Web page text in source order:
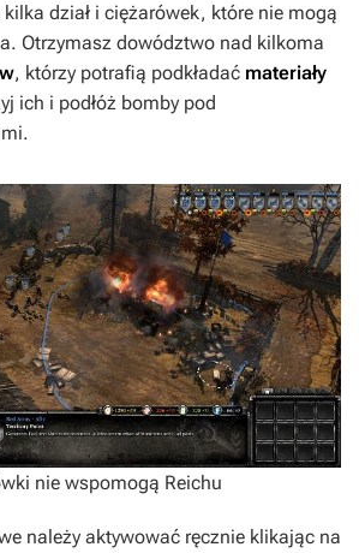
dział i ciężarówek, które nie mogą
Otrzymasz dowództwo nad kilkoma
, którzy potrafią podkładać materiały
ich i podłóż bomby pod
nie wspomogą Reichu
należy aktywować ręcznie klikając na